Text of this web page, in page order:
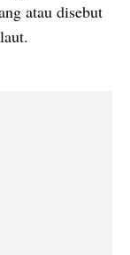
atau disebut